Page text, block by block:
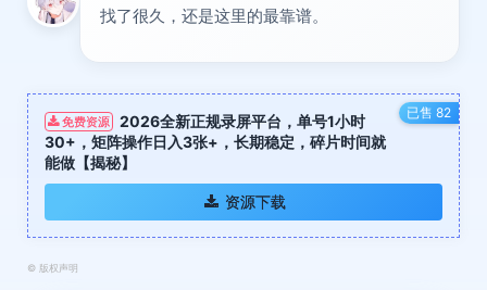
找了很久，还是这里的最靠谱。
已售 82
免费资源
2026全新正规录屏平台，单号1小时
30+，矩阵操作日入3张+，长期稳定，碎片时间就
能做【揭秘】
资源下载
© 版权声明